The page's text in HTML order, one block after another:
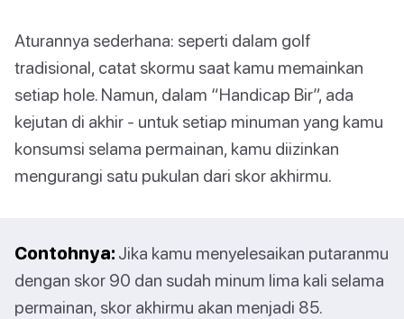
Aturannya sederhana: seperti dalam golf
tradisional, catat skormu saat kamu memainkan
setiap hole. Namun, dalam “Handicap Bir”, ada
kejutan di akhir - untuk setiap minuman yang kamu
konsumsi selama permainan, kamu diizinkan
mengurangi satu pukulan dari skor akhirmu.
Contohnya: Jika kamu menyelesaikan putaranmu
dengan skor 90 dan sudah minum lima kali selama
permainan, skor akhirmu akan menjadi 85.